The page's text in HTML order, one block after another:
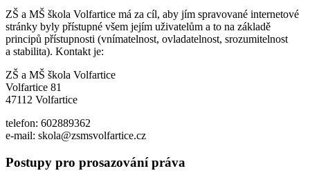
ZŠ a MŠ škola Volfartice má za cíl, aby jím spravované internetové
stránky byly přístupné všem jejím uživatelům a to na základě
principů přístupnosti (vnímatelnost, ovladatelnost, srozumitelnost
a stabilita). Kontakt je:
ZŠ a MŠ škola Volfartice
Volfartice 81
47112 Volfartice
telefon: 602889362
e-mail: skola@zsmsvolfartice.cz
Postupy pro prosazování práva